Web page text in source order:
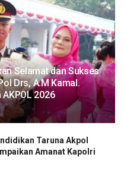
Selamat dan Sukses
Drs, A.M Kamal.
2026
Taruna Akpol
Amanat Kapolri